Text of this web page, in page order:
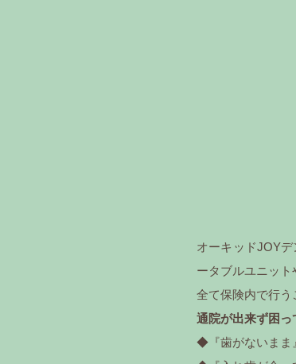
オーキッドJOY
ータブルユニット
全て保険内で行う
通院が出来ず困っ
◆『歯がないまま